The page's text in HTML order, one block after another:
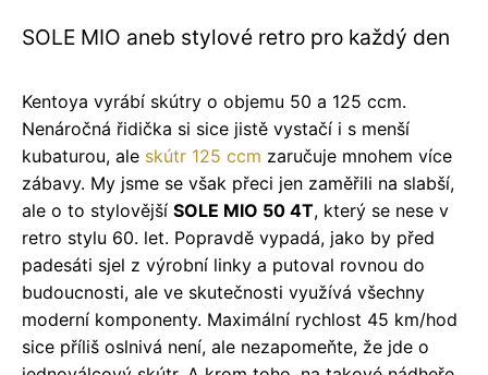
SOLE MIO aneb stylové retro pro každý den
Kentoya vyrábí skútry o objemu 50 a 125 ccm.
Nenáročná řidička si sice jistě vystačí i s menší
kubaturou, ale skútr 125 ccm zaručuje mnohem více
zábavy. My jsme se však přeci jen zaměřili na slabší,
ale o to stylovější SOLE MIO 50 4T, který se nese v
retro stylu 60. let. Popravdě vypadá, jako by před
padesáti sjel z výrobní linky a putoval rovnou do
budoucnosti, ale ve skutečnosti využívá všechny
moderní komponenty. Maximální rychlost 45 km/hod
sice příliš oslnivá není, ale nezapomeňte, že jde o